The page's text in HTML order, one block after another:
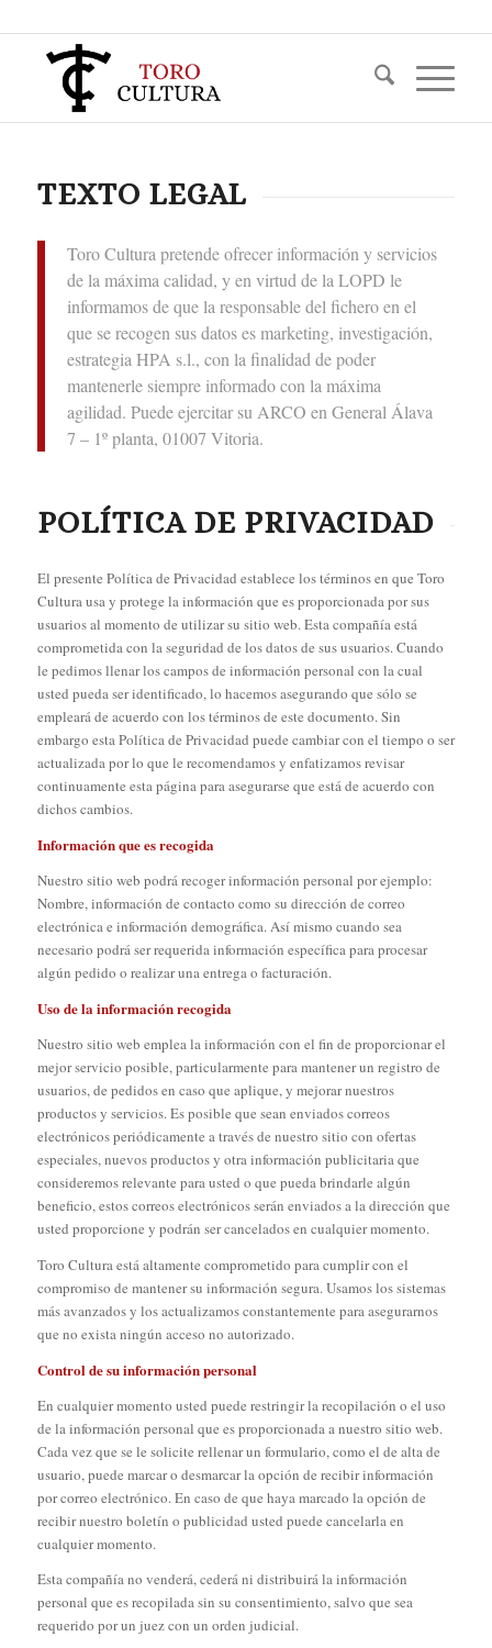
TEXTO LEGAL
Toro Cultura pretende ofrecer información y servicios
de la máxima calidad, y en virtud de la LOPD le
informamos de que la responsable del fichero en el
que se recogen sus datos es marketing, investigación,
estrategia HPA s.l., con la finalidad de poder
mantenerle siempre informado con la máxima
agilidad. Puede ejercitar su ARCO en General Álava
7 – 1º planta, 01007 Vitoria.
POLÍTICA DE PRIVACIDAD
El presente Política de Privacidad establece los términos en que Toro
Cultura usa y protege la información que es proporcionada por sus
usuarios al momento de utilizar su sitio web. Esta compañía está
comprometida con la seguridad de los datos de sus usuarios. Cuando
le pedimos llenar los campos de información personal con la cual
usted pueda ser identificado, lo hacemos asegurando que sólo se
empleará de acuerdo con los términos de este documento. Sin
embargo esta Política de Privacidad puede cambiar con el tiempo o ser
actualizada por lo que le recomendamos y enfatizamos revisar
continuamente esta página para asegurarse que está de acuerdo con
dichos cambios.
Información que es recogida
Nuestro sitio web podrá recoger información personal por ejemplo:
Nombre, información de contacto como su dirección de correo
electrónica e información demográfica. Así mismo cuando sea
necesario podrá ser requerida información específica para procesar
algún pedido o realizar una entrega o facturación.
Uso de la información recogida
Nuestro sitio web emplea la información con el fin de proporcionar el
mejor servicio posible, particularmente para mantener un registro de
usuarios, de pedidos en caso que aplique, y mejorar nuestros
productos y servicios. Es posible que sean enviados correos
electrónicos periódicamente a través de nuestro sitio con ofertas
especiales, nuevos productos y otra información publicitaria que
consideremos relevante para usted o que pueda brindarle algún
beneficio, estos correos electrónicos serán enviados a la dirección que
usted proporcione y podrán ser cancelados en cualquier momento.
Toro Cultura está altamente comprometido para cumplir con el
compromiso de mantener su información segura. Usamos los sistemas
más avanzados y los actualizamos constantemente para asegurarnos
que no exista ningún acceso no autorizado.
Control de su información personal
En cualquier momento usted puede restringir la recopilación o el uso
de la información personal que es proporcionada a nuestro sitio web.
Cada vez que se le solicite rellenar un formulario, como el de alta de
usuario, puede marcar o desmarcar la opción de recibir información
por correo electrónico. En caso de que haya marcado la opción de
recibir nuestro boletín o publicidad usted puede cancelarla en
cualquier momento.
Esta compañía no venderá, cederá ni distribuirá la información
personal que es recopilada sin su consentimiento, salvo que sea
requerido por un juez con un orden judicial.